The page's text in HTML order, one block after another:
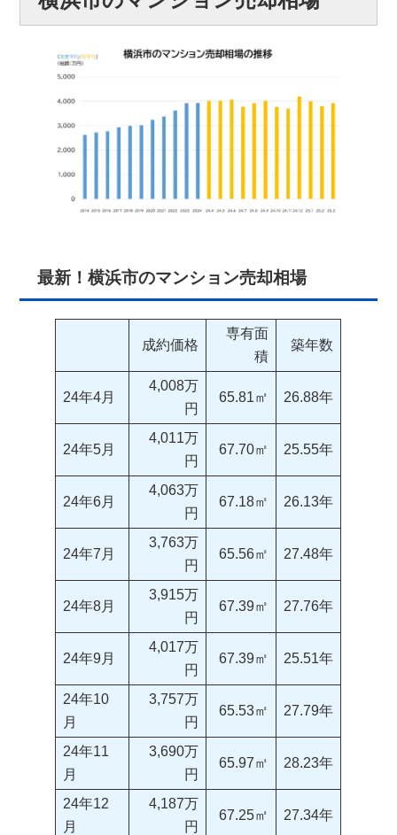
最新！横浜市のマンション売却相場
成約価格
専有面
積
築年数
24年4月
4,008万
円
65.81㎡ 26.88年
24年5月
4,011万
円
67.70㎡ 25.55年
24年6月
4,063万
円
67.18㎡ 26.13年
24年7月
3,763万
円
65.56㎡ 27.48年
24年8月
3,915万
円
67.39㎡ 27.76年
24年9月
4,017万
円
67.39㎡ 25.51年
24年10
月
3,757万
円
65.53㎡ 27.79年
24年11
月
3,690万
円
65.97㎡ 28.23年
24年12
月
4,187万
円
67.25㎡ 27.34年